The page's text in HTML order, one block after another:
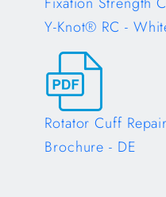
Y-Knot® RC -
Opens in a new tab
Rotator Cuff
Brochure - DE